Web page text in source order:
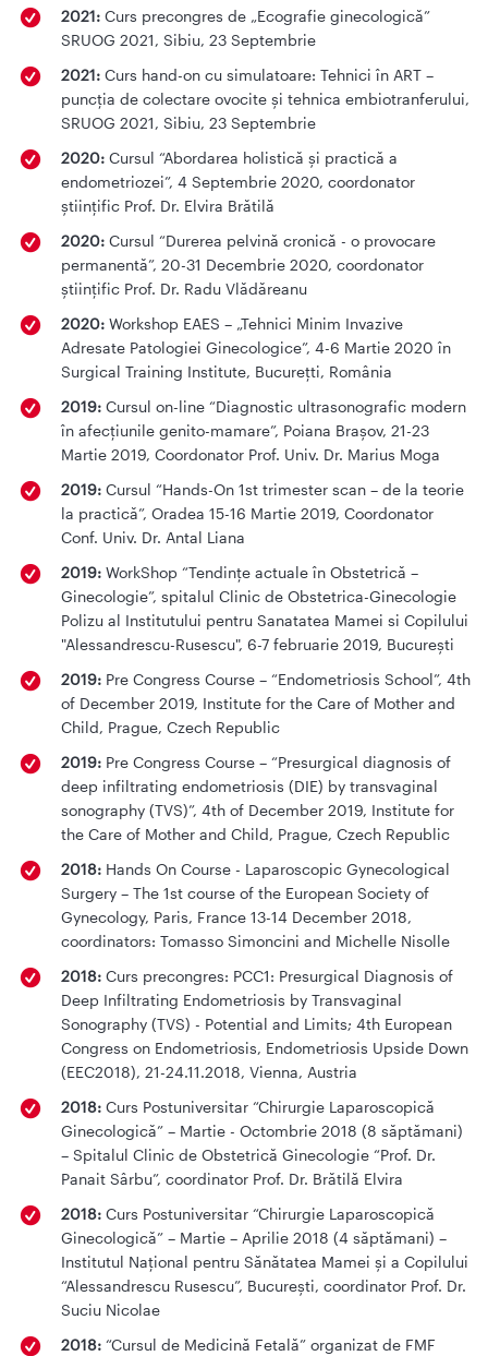
2021: Curs precongres de „Ecografie ginecologică”
SRUOG 2021, Sibiu, 23 Septembrie
2021: Curs hand-on cu simulatoare: Tehnici în ART –
puncția de colectare ovocite și tehnica embiotranferului,
SRUOG 2021, Sibiu, 23 Septembrie
2020: Cursul “Abordarea holistică și practică a
endometriozei”, 4 Septembrie 2020, coordonator
științific Prof. Dr. Elvira Brătilă
2020: Cursul “Durerea pelvină cronică - o provocare
permanentă”, 20-31 Decembrie 2020, coordonator
științific Prof. Dr. Radu Vlădăreanu
2020: Workshop EAES – „Tehnici Minim Invazive
Adresate Patologiei Ginecologice”, 4-6 Martie 2020 în
Surgical Training Institute, Bucurețti, România
2019: Cursul on-line “Diagnostic ultrasonografic modern
în afecțiunile genito-mamare”, Poiana Brașov, 21-23
Martie 2019, Coordonator Prof. Univ. Dr. Marius Moga
2019: Cursul “Hands-On 1st trimester scan – de la teorie
la practică”, Oradea 15-16 Martie 2019, Coordonator
Conf. Univ. Dr. Antal Liana
2019: WorkShop “Tendințe actuale în Obstetrică –
Ginecologie”, spitalul Clinic de Obstetrica-Ginecologie
Polizu al Institutului pentru Sanatatea Mamei si Copilului
"Alessandrescu-Rusescu", 6-7 februarie 2019, București
2019: Pre Congress Course – “Endometriosis School”, 4th
of December 2019, Institute for the Care of Mother and
Child, Prague, Czech Republic
2019: Pre Congress Course – “Presurgical diagnosis of
deep infiltrating endometriosis (DIE) by transvaginal
sonography (TVS)”, 4th of December 2019, Institute for
the Care of Mother and Child, Prague, Czech Republic
2018: Hands On Course - Laparoscopic Gynecological
Surgery – The 1st course of the European Society of
Gynecology, Paris, France 13-14 December 2018,
coordinators: Tomasso Simoncini and Michelle Nisolle
2018: Curs precongres: PCC1: Presurgical Diagnosis of
Deep Infiltrating Endometriosis by Transvaginal
Sonography (TVS) - Potential and Limits; 4th European
Congress on Endometriosis, Endometriosis Upside Down
(EEC2018), 21-24.11.2018, Vienna, Austria
2018: Curs Postuniversitar “Chirurgie Laparoscopică
Ginecologică” – Martie - Octombrie 2018 (8 săptămani)
– Spitalul Clinic de Obstetrică Ginecologie “Prof. Dr.
Panait Sârbu”, coordinator Prof. Dr. Brătilă Elvira
2018: Curs Postuniversitar “Chirurgie Laparoscopică
Ginecologică” – Martie – Aprilie 2018 (4 săptămani) –
Institutul Național pentru Sănătatea Mamei și a Copilului
“Alessandrescu Rusescu”, București, coordinator Prof. Dr.
Suciu Nicolae
2018: “Cursul de Medicină Fetală” organizat de FMF